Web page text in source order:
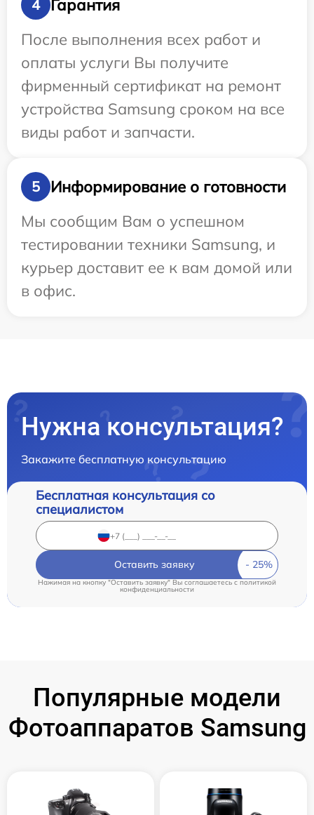
4
Гарантия
После выполнения всех работ и
оплаты услуги Вы получите
фирменный сертификат на ремонт
устройства Samsung сроком на все
виды работ и запчасти.
5
Информирование о готовности
Мы сообщим Вам о успешном
тестировании техники Samsung, и
курьер доставит ее к вам домой или
в офис.
Нужна консультация?
Закажите бесплатную консультацию
Бесплатная консультация со
специалистом
Оставить заявку
Нажимая на кнопку "Оставить заявку" Вы соглашаетесь c политикой
конфиденциальности
Популярные модели
Фотоаппаратов Samsung